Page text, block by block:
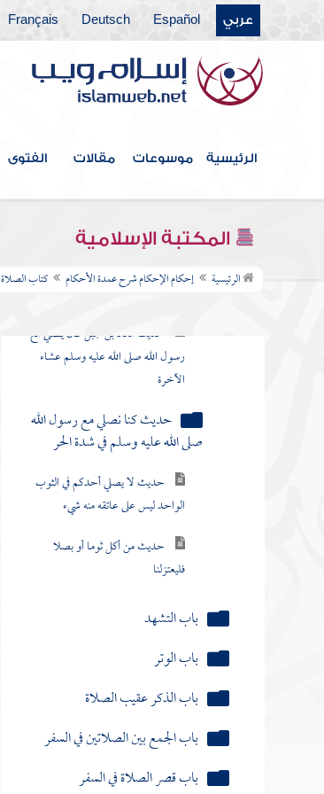
عربي Español
Deutsch
Français
الرئيسية موسوعات مقالات الفتوى
المكتبة الإسلامية
الرئيسية إحكام الإحكام شرح عمدة الأحكام كتاب الصلاة
حديث كنا نتكلم في الصلاة
يكلم الرجل صاحبه
حديث إذا اشتد الحر فأبردوا
بالصلاة
حديث الإبراد بالجمعة
حديث من نسي صلاة فليصلها
حديث معاذ بن جبل كان يصلي مع
رسول الله صلى الله عليه وسلم عشاء
حديث كنا نصلي مع رسول الله
صلى الله عليه وسلم في شدة الحر
الواحد ليس على عاتقه منه شيء
فليعتزلنا
باب التشهد
باب الوتر
باب الذكر عقيب الصلاة
باب الجمع بين الصلاتين في السفر
باب قصر الصلاة في السفر
باب الجمعة
باب العيدين